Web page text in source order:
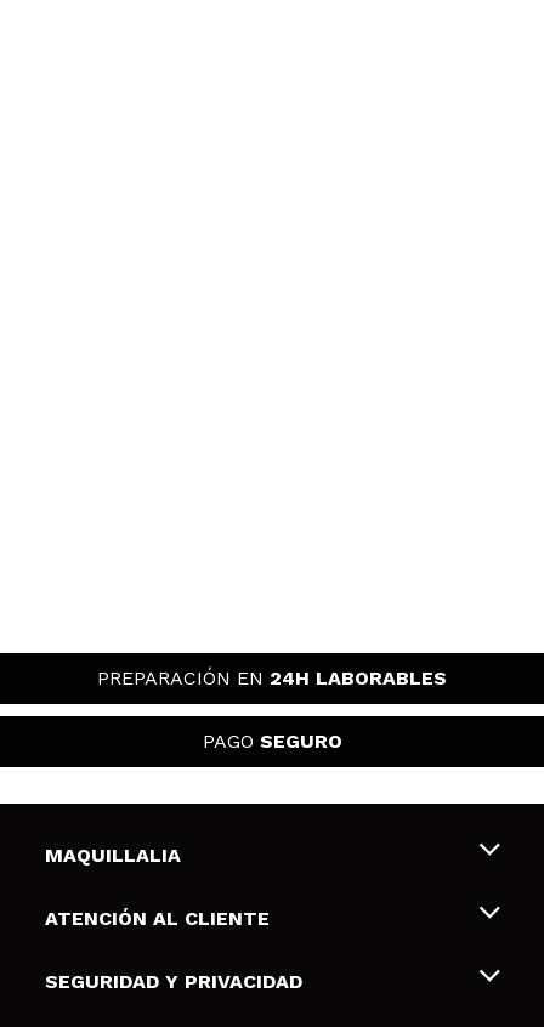
PREPARACIÓN EN 24H LABORABLES
PAGO SEGURO
MAQUILLALIA
Sobre nosotros
Tarjetas de Regalo
ATENCIÓN AL CLIENTE
Envíos y devoluciones
SEGURIDAD Y PRIVACIDAD